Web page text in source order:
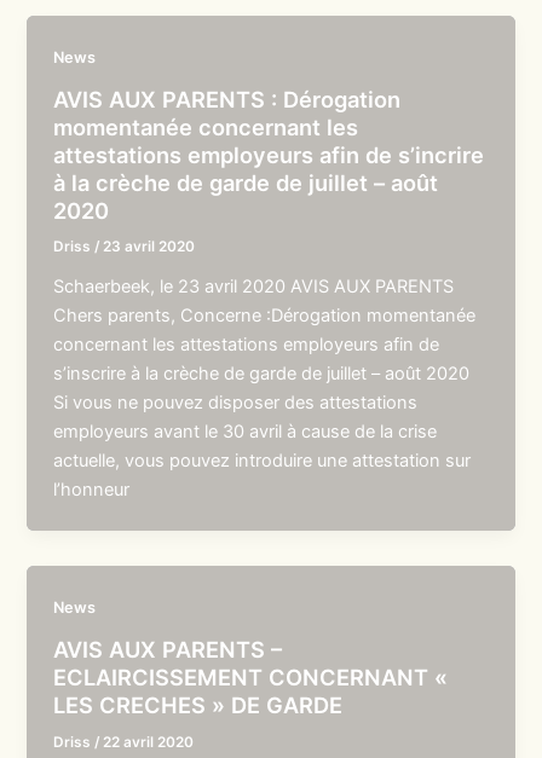
News
AVIS AUX PARENTS : Dérogation
momentanée concernant les
attestations employeurs afin de s’incrire
à la crèche de garde de juillet – août
2020
Driss / 23 avril 2020
Schaerbeek, le 23 avril 2020 AVIS AUX PARENTS
Chers parents, Concerne :Dérogation momentanée
concernant les attestations employeurs afin de
s’inscrire à la crèche de garde de juillet – août 2020
Si vous ne pouvez disposer des attestations
employeurs avant le 30 avril à cause de la crise
actuelle, vous pouvez introduire une attestation sur
l’honneur
News
AVIS AUX PARENTS –
ECLAIRCISSEMENT CONCERNANT «
LES CRECHES » DE GARDE
Driss / 22 avril 2020